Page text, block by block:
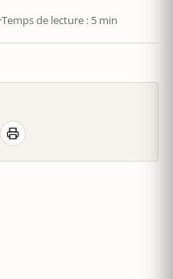
Temps de lecture : 5 min